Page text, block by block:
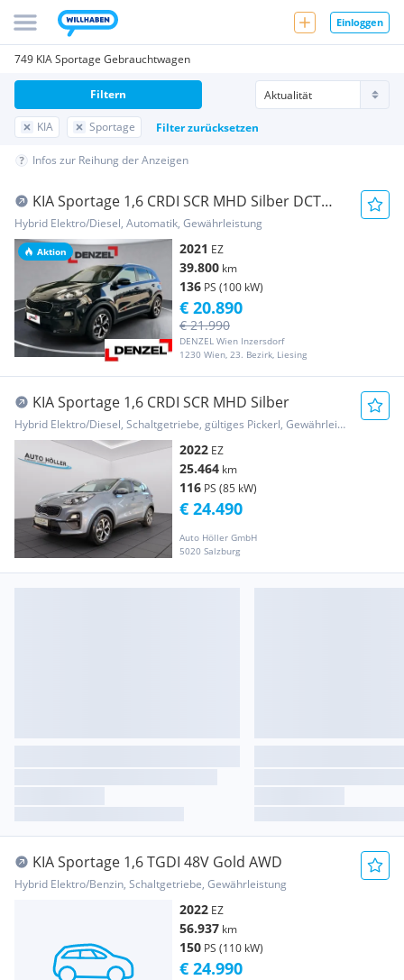
Einloggen
749 KIA Sportage Gebrauchtwagen
KIA Sportage Filter zurücksetzen
Filtern
Infos zur Reihung der Anzeigen
Aktion
KIA Sportage 1,6 CRDI SCR MHD Silber DCT
Aut.
Hybrid Elektro/Diesel, Automatik, Gewährleistung
2021 EZ
39.800 km
136 PS (100 kW)
DENZEL Wien Inzersdorf
1230 Wien, 23. Bezirk, Liesing
€ 21.990
€ 20.890
KIA Sportage 1,6 CRDI SCR MHD Silber
Hybrid Elektro/Diesel, Schaltgetriebe, gültiges Pickerl, Gewährleistung, Garantie
2022 EZ
25.464 km
116 PS (85 kW)
Auto Höller GmbH
5020 Salzburg
€ 24.490
KIA Sportage 1,6 TGDI 48V Gold AWD
Hybrid Elektro/Benzin, Schaltgetriebe, Gewährleistung
2022 EZ
56.937 km
150 PS (110 kW)
€ 24.990